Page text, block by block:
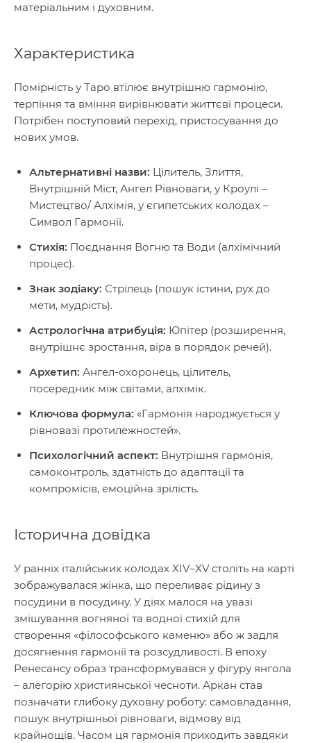
матеріальним і духовним.
Характеристика
Помірність у Таро втілює внутрішню гармонію,
терпіння та вміння вирівнювати життєві процеси.
Потрібен поступовий перехід, пристосування до
нових умов.
Альтернативні назви: Цілитель, Злиття,
Внутрішній Міст, Ангел Рівноваги, у Кроулі –
Мистецтво/ Алхімія, у єгипетських колодах –
Символ Гармонії.
Стихія: Поєднання Вогню та Води (алхімічний
процес).
Знак зодіаку: Стрілець (пошук істини, рух до
мети, мудрість).
Астрологічна атрибуція: Юпітер (розширення,
внутрішнє зростання, віра в порядок речей).
Архетип: Ангел-охоронець, цілитель,
посередник між світами, алхімік.
Ключова формула: «Гармонія народжується у
рівновазі протилежностей».
Психологічний аспект: Внутрішня гармонія,
самоконтроль, здатність до адаптації та
компромісів, емоційна зрілість.
Історична довідка
У ранніх італійських колодах XIV–XV століть на карті
зображувалася жінка, що переливає рідину з
посудини в посудину. У діях малося на увазі
змішування вогняної та водної стихій для
створення «філософського каменю» або ж задля
досягнення гармонії та розсудливості. В епоху
Ренесансу образ трансформувався у фігуру янгола
– алегорію християнської чесноти. Аркан став
позначати глибоку духовну роботу: самовладання,
пошук внутрішньої рівноваги, відмову від
крайнощів. Часом ця гармонія приходить завдяки